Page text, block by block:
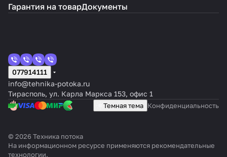
Гарантия на товарДокументы
077914111
info@tehnika-potoka.ru
Тирасполь, ул. Карла Маркса 153, офис 1
Темная тема Конфиденциальность
© 2026 Техника потока
На информационном ресурсе применяются рекомендательные
технологии.